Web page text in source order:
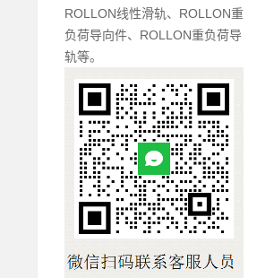
ROLLON线性滑轨、ROLLON重
负荷导向件、ROLLON重负荷导
轨等。